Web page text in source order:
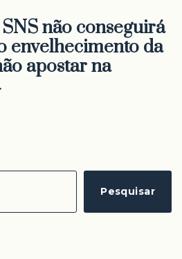
não conseguirá
envelhecimento da
apostar na
Pesquisar